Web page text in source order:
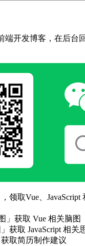
端开发博客，在后台
领取Vue、JavaScript
」获取 Vue 相关脑图
获取 JavaScript 相关
取简历制作建议